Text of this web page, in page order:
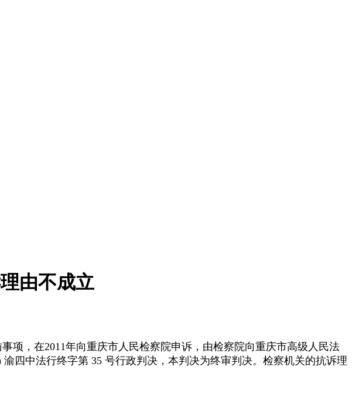
由不成立
项，在2011年向重庆市人民检察院申诉，由检察院向重庆市高级人民法
渝四中法行终字第 35 号行政判决，本判决为终审判决。检察机关的抗诉理